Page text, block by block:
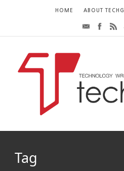
HOME ABOUT TECHG
Tag